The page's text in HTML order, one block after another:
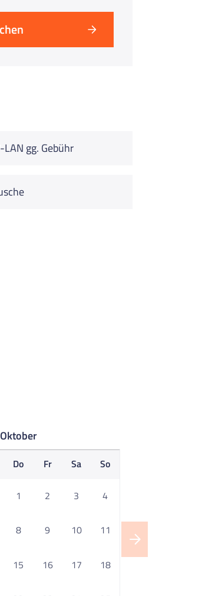
LAN gg. Gebühr
Oktober
Do Fr Sa So
1 2 3 4
8 9 10 11
15 16 17 18